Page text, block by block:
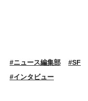
#ニュース編集部 #SF
#インタビュー